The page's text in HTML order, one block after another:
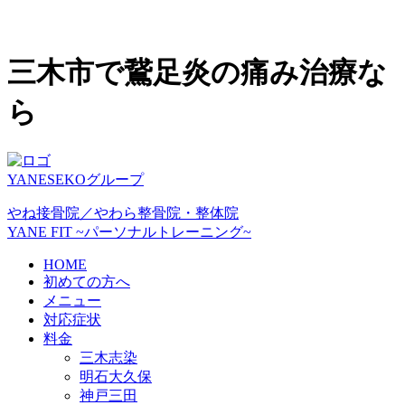
三木市で鵞足炎の痛み治療な
ら
YANESEKOグループ
やね接骨院／やわら整骨院・整体院
YANE FIT ~パーソナルトレーニング~
HOME
初めての方へ
メニュー
対応症状
料金
三木志染
明石大久保
神戸三田